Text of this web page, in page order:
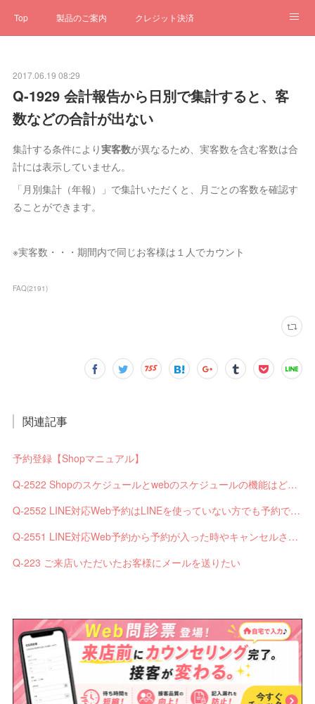
Top 製品のご案内 クレジット決済
ステータス
2017.06.19 08:29
Q-1929 会計報告から日別で集計すると、客
数などの合計が出ない
集計する条件により実客数が異なるため、実客数を含む客数は合
計には表示していません。
「月別集計（年報）」で集計いただくと、月ごとの客数を確認す
ることができます。
※実客数・・・期間内で同じお客様は１人でカウント
FAQ(2191)
関連記事
予約登録【Shopマニュアル】
Q-2522 Shopのスケジュールとwebのスケジュールの機能はどう違いますか？
Q-2552 LINE対応Web予約はLINEを使っていない方でも予約できますか？
Q-2551 LINE対応Web予約から予約が入った時やキャンセルされた時、サロンやお客様へは通知されますか？
Q-223 ご来店いただいたお客様にメールを送りたい